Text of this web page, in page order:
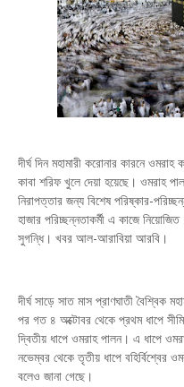
দীর্ঘ দিন মহামারী করোনার কারনে
কাবা শরিফ খুলে দেয়া হয়েছে। ওমরাহ
নিরাপত্তার জন্য বিশেষ পরিষ্কার-
হাজার পরিচ্ছন্নতাকর্মী এ কাজে
সুগন্ধি। খবর আল-আরাবিয়া আরবি।
দীর্ঘ সাড়ে সাত মাস প্রাণঘাতী বৈশ্বিক
পর গত ৪ অক্টোবর থেকে প্রথম ধাপে
দ্বিতীয় ধাপে ওমরাহ পালন। এ ধাপে
নভেম্বর থেকে তৃতীয় ধাপে বহির্বিশ্বের
বলেও জানা গেছে।